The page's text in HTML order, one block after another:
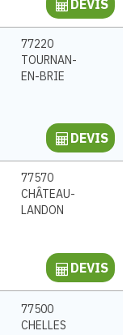
DEVIS
77220
TOURNAN-
EN-BRIE
DEVIS
77570
CHÂTEAU-
LANDON
DEVIS
77500
CHELLES